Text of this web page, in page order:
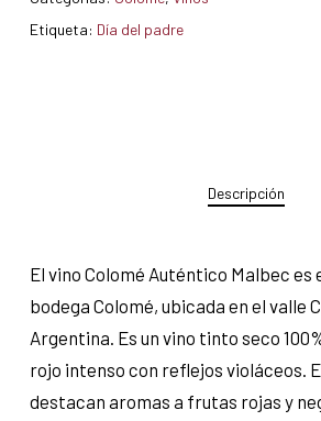
Etiqueta: Día del padre
Descripción
El vino Colomé Auténtico Malbec es
bodega Colomé, ubicada en el valle
Argentina. Es un vino tinto seco
rojo intenso con reflejos violáceos.
destacan aromas a frutas rojas y